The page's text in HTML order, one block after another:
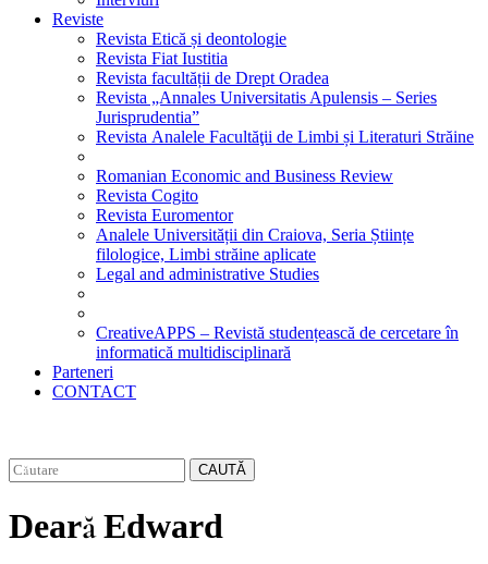
Reviste
Revista Etică și deontologie
Revista Fiat Iustitia
Revista facultății de Drept Oradea
Revista „Annales Universitatis Apulensis – Series
Jurisprudentia”
Revista Analele Facultăţii de Limbi și Literaturi Străine
Romanian Economic and Business Review
Revista Cogito
Revista Euromentor
Analele Universității din Craiova, Seria Științe
filologice, Limbi străine aplicate
Legal and administrative Studies
CreativeAPPS – Revistă studențească de cercetare în
informatică multidisciplinară
Parteneri
CONTACT
CAUTĂ
Deară Edward